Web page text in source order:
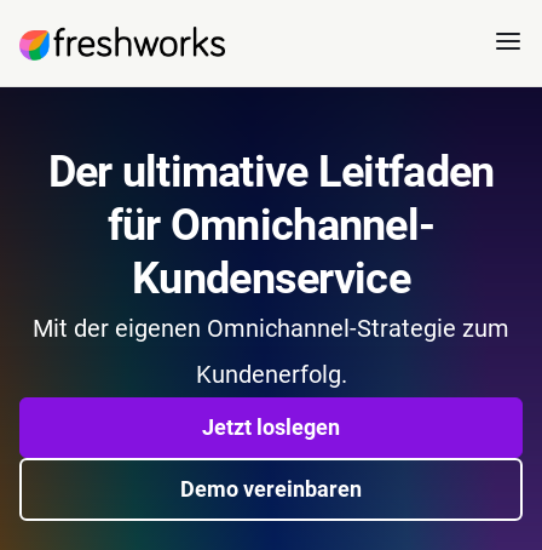
Der ultimative Leitfaden
für Omnichannel-
Kundenservice
Mit der eigenen Omnichannel-Strategie zum
Kundenerfolg.
Jetzt loslegen
Demo vereinbaren